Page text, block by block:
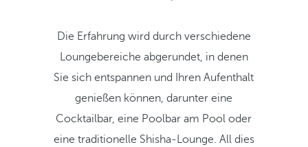
Die Erfahrung wird durch verschiedene
Loungebereiche abgerundet, in denen
Sie sich entspannen und Ihren Aufenthalt
genießen können, darunter eine
Cocktailbar, eine Poolbar am Pool oder
eine traditionelle Shisha-Lounge. All dies